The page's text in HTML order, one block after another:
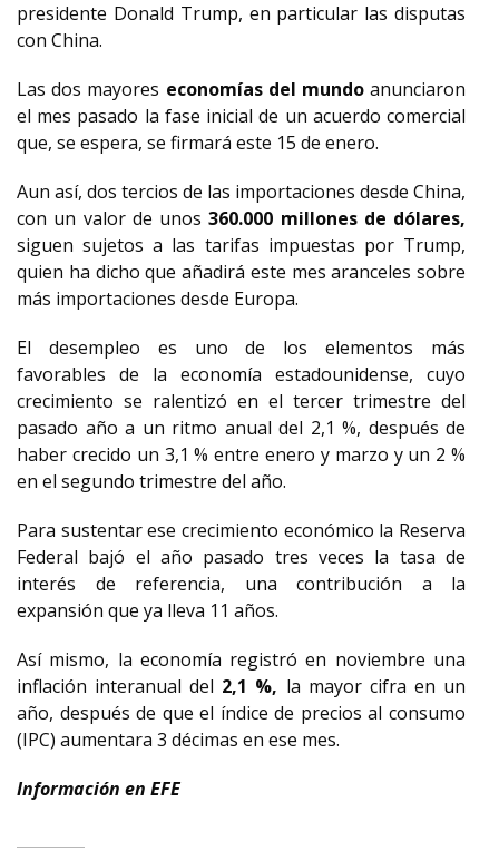
presidente Donald Trump, en particular las disputas
con China.
Las dos mayores economías del mundoanunciaron
el mes pasado la fase inicial de un acuerdo comercial
que, se espera, se firmará este 15 de enero.
Aun así, dos tercios de las importaciones desde China,
con un valor de unos360.000 millones de dólares,
siguen sujetos a las tarifas impuestas por Trump,
quien ha dicho que añadirá este mes aranceles sobre
más importaciones desde Europa.
El desempleo es uno de los elementos más
favorables de la economía estadounidense, cuyo
crecimiento se ralentizó en el tercer trimestre del
pasado año a un ritmo anual del 2,1 %, después de
haber crecido un 3,1 % entre enero y marzo y un 2 %
en el segundo trimestre del año.
Para sustentar ese crecimiento económico la Reserva
Federal bajó el año pasado tres veces la tasa de
interés de referencia, una contribución a la
expansión que ya lleva 11 años.
Así mismo, la economía registró en noviembre una
inflación interanual del 2,1 %, la mayor cifra en un
año, después de que el índice de precios al consumo
(IPC) aumentara 3 décimas en ese mes.
Información en EFE